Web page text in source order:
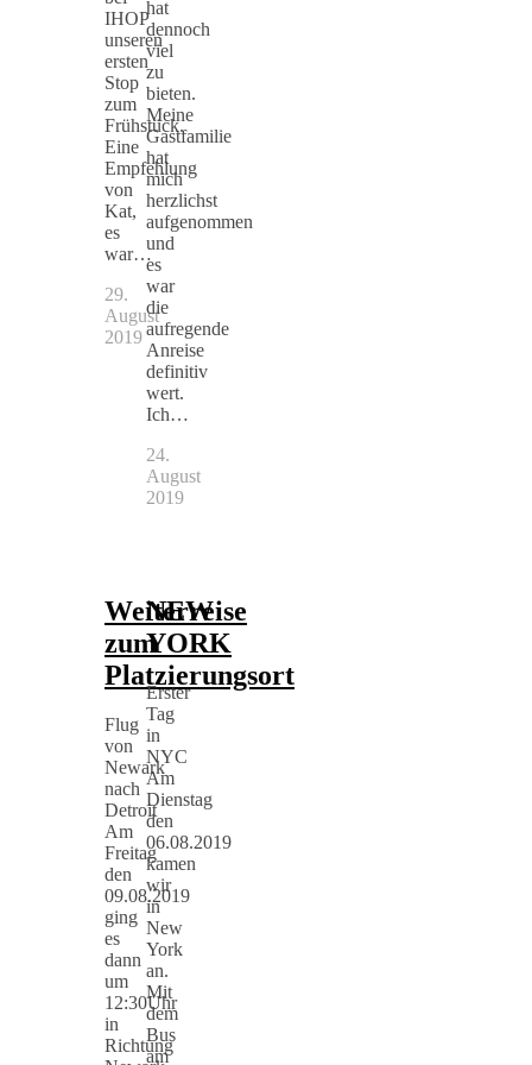
IHOP
unseren
ersten
Stop
zum
Frühstück.
Eine
Empfehlung
von
Kat,
es
war…
29.
August
2019
hat
dennoch
viel
zu
bieten.
Meine
Gastfamilie
hat
mich
herzlichst
aufgenommen
und
es
war
die
aufregende
Anreise
definitiv
wert.
Ich…
24.
August
2019
Weiterreise
zum
Platzierungsort
Flug
von
Newark
nach
Detroit
Am
Freitag
den
09.08.2019
ging
es
dann
um
12:30Uhr
in
Richtung
NEW
YORK
Erster
Tag
in
NYC
Am
Dienstag
den
06.08.2019
kamen
wir
in
New
York
an.
Mit
dem
Bus
am